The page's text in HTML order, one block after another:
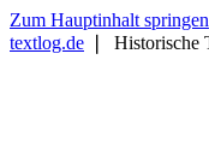
Zum Hauptinhalt springen
textlog.de
Historische